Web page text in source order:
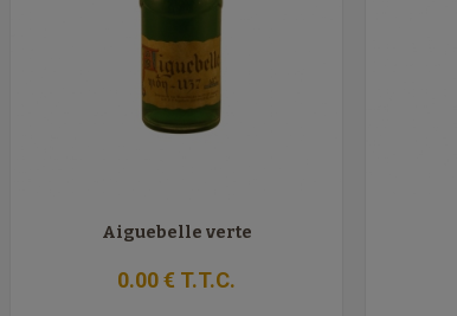
Aiguebelle verte
0.00€ T.T.C.